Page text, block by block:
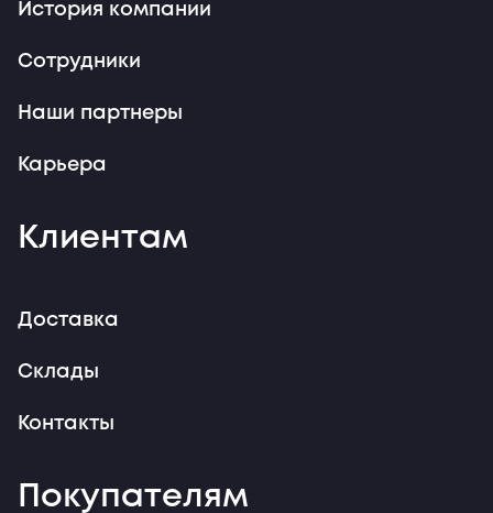
История компании
Сотрудники
Наши партнеры
Карьера
Клиентам
Доставка
Склады
Контакты
Покупателям